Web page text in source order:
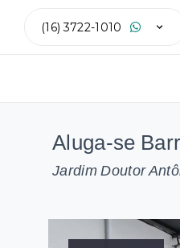
(16) 3722-1010
Aluga-se
Jardim Doutor